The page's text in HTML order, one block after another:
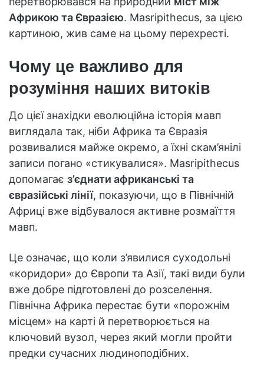
Африкою та Євразією. Masripithecus, за цією
картиною, жив саме на цьому перехресті.
Чому це важливо для
розуміння наших витоків
До цієї знахідки еволюційна історія мавп
виглядала так, ніби Африка та Євразія
розвивалися майже окремо, а їхні скам’янілі
записи погано «стикувалися». Masripithecus
допомагає з’єднати африканські та
євразійські лінії, показуючи, що в Північній
Африці вже відбувалося активне розмаїття
мавп.
Це означає, що коли з’явилися суходольні
«коридори» до Європи та Азії, такі види були
вже добре підготовлені до розселення.
Північна Африка перестає бути «порожнім
місцем» на карті й перетворюється на
ключовий вузол, через який могли пройти
предки сучасних людиноподібних.